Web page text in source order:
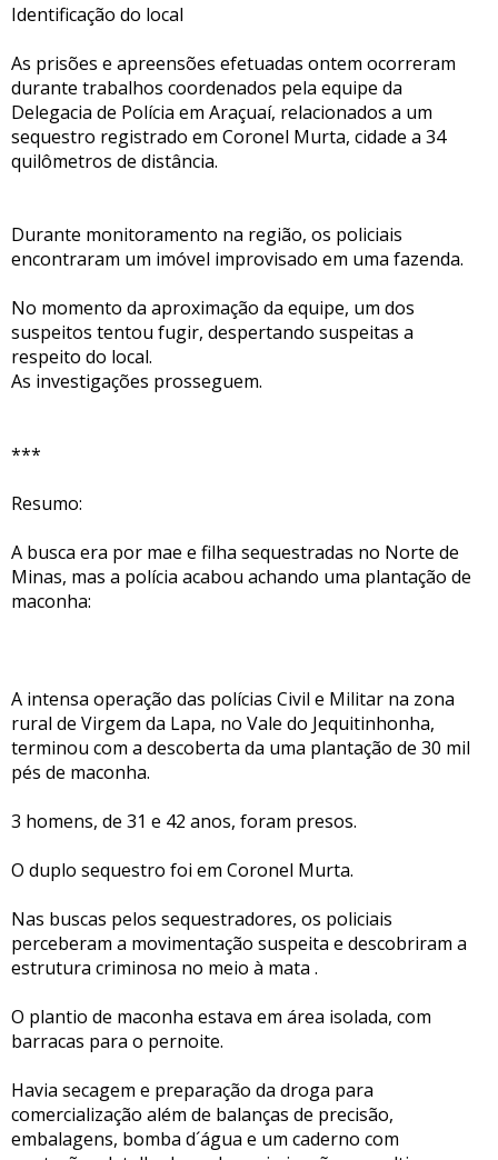
Identificação do local
As prisões e apreensões efetuadas ontem ocorreram
durante trabalhos coordenados pela equipe da
Delegacia de Polícia em Araçuaí, relacionados a um
sequestro registrado em Coronel Murta, cidade a 34
quilômetros de distância.
Durante monitoramento na região, os policiais
encontraram um imóvel improvisado em uma fazenda.
No momento da aproximação da equipe, um dos
suspeitos tentou fugir, despertando suspeitas a
respeito do local.
As investigações prosseguem.
***
Resumo:
A busca era por mae e filha sequestradas no Norte de
Minas, mas a polícia acabou achando uma plantação de
maconha:
A intensa operação das polícias Civil e Militar na zona
rural de Virgem da Lapa, no Vale do Jequitinhonha,
terminou com a descoberta da uma plantação de 30 mil
pés de maconha.
3 homens, de 31 e 42 anos, foram presos.
O duplo sequestro foi em Coronel Murta.
Nas buscas pelos sequestradores, os policiais
perceberam a movimentação suspeita e descobriram a
estrutura criminosa no meio à mata .
O plantio de maconha estava em área isolada, com
barracas para o pernoite.
Havia secagem e preparação da droga para
comercialização além de balanças de precisão,
embalagens, bomba d´água e um caderno com